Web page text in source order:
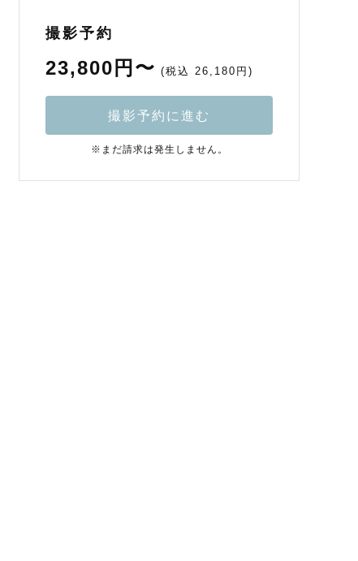
撮影予約
23,800円〜 (税込 26,180円)
撮影予約に進む
※まだ請求は発生しません。